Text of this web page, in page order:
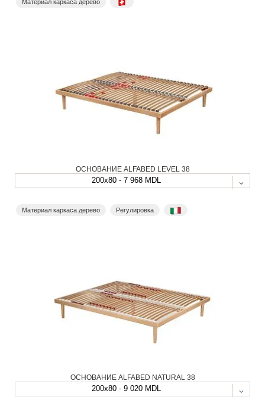
Материал каркаса дерево
ОСНОВАНИЕ ALFABED LEVEL 38
200x80 - 7 968 MDL
Материал каркаса дерево Регулировка
ОСНОВАНИЕ ALFABED NATURAL 38
200x80 - 9 020 MDL